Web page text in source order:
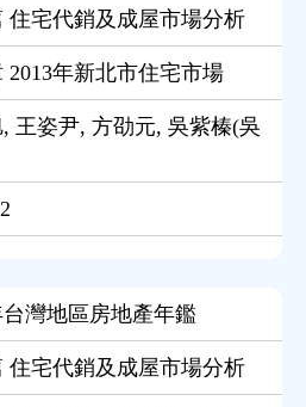
住宅代銷及成屋市場分析
2013年新北市住宅市場
王姿尹, 方劭元, 吳紫榛(吳
台灣地區房地產年鑑
住宅代銷及成屋市場分析